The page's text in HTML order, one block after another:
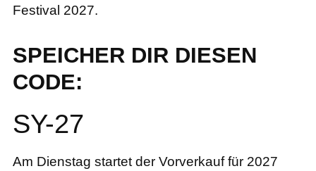
Festival 2027.
SPEICHER DIR DIESEN
CODE:
SY-27
Am Dienstag startet der Vorverkauf für 2027